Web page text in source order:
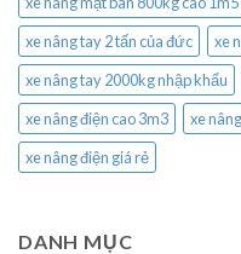
xe nâng tay 2 tấn của đức
xe
xe nâng tay 2000kg nhập khẩu
xe nâng điện cao 3m3
xe
xe nâng điện giá rẻ
DANH MỤC